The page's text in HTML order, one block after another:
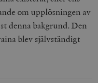
om upplösningen av
denna bakgrund. Den
blev självständigt